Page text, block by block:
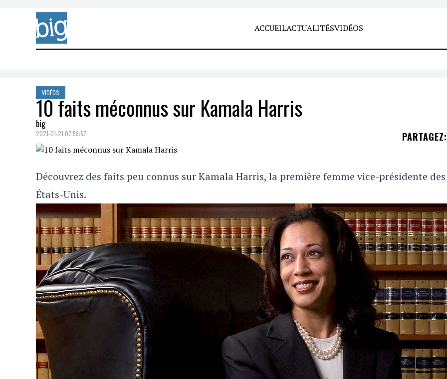
Skip to content
ACCUEILACTUALITÉSVIDÉOS
VIDÉOS
10 faits méconnus sur Kamala Harris
big
2021-01-21 07:58:57 PARTAGEZ:
Découvrez des faits peu connus sur Kamala Harris, la première femme vice-présidente des
États-Unis.